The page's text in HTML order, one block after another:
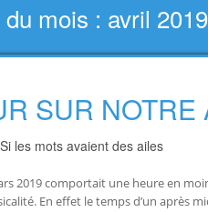
mois : avril 2019
SUR
Si les mots avaient des ailes
2019 comportait une heure en
En effet le temps d’un après